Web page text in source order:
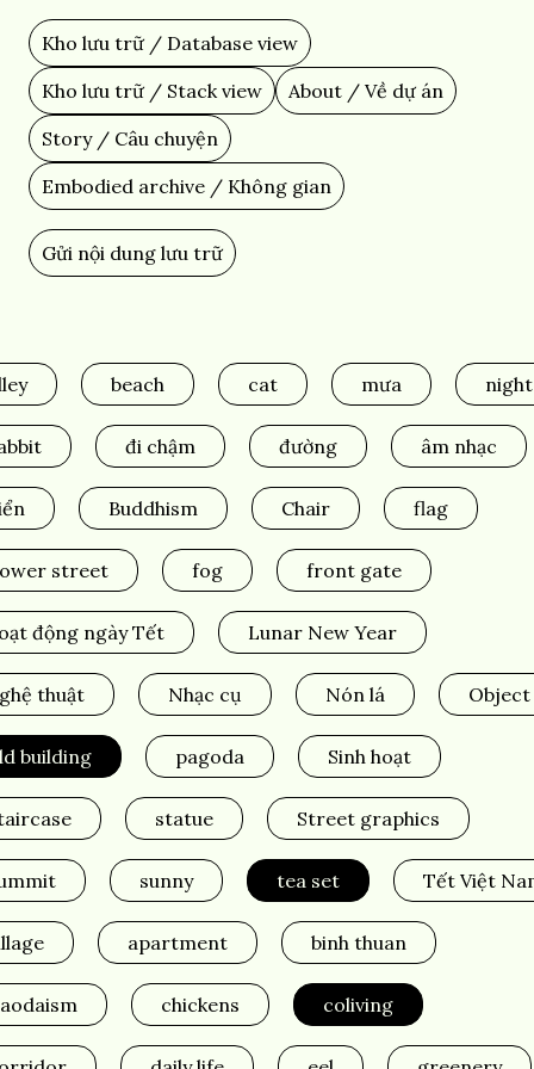
main
content
Main
navigation
Kho lưu trữ / Database view
Kho lưu trữ / Stack view
About / Về dự án
Story / Câu chuyện
Embodied archive / Không gian
Add
Gửi nội dung lưu trữ
beach cat mưa night
đi chậm đường âm nhạc
Buddhism Chair flag
street fog front gate
động ngày Tết Lunar New Year
thuật Nhạc cụ Nón lá Object
building pagoda Sinh hoạt
statue Street graphics
sunny tea set Tết Việt
apartment binh thuan
chickens coliving